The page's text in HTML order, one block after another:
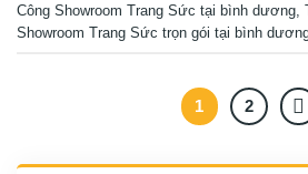
Công Showroom Trang Sức tại bình dương
Showroom Trang Sức trọn gói tại bình
1 2